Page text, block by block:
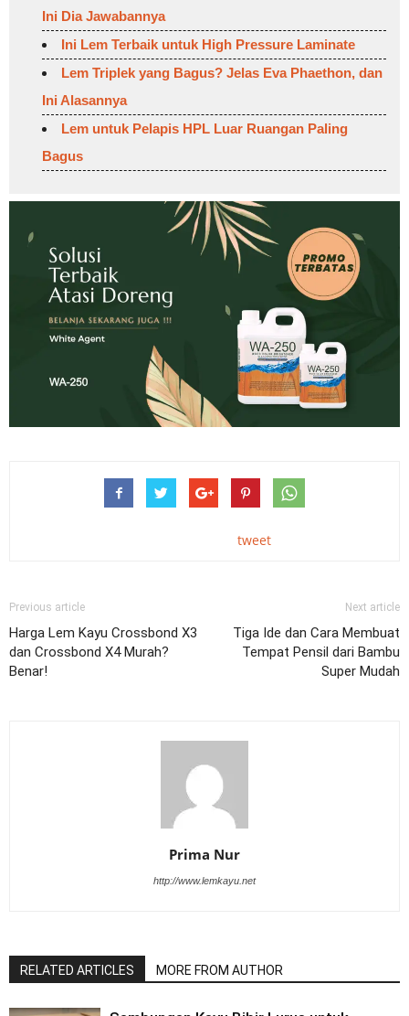
Ini Dia Jawabannya
Ini Lem Terbaik untuk High Pressure Laminate
Lem Triplek yang Bagus? Jelas Eva Phaethon, dan
Ini Alasannya
Lem untuk Pelapis HPL Luar Ruangan Paling
Bagus
tweet
Previous article
Harga Lem Kayu Crossbond X3
dan Crossbond X4 Murah?
Benar!
Next article
Tiga Ide dan Cara Membuat
Tempat Pensil dari Bambu
Super Mudah
Prima Nur
http://www.lemkayu.net
RELATED ARTICLES MORE FROM AUTHOR